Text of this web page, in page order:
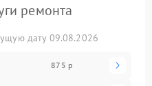
ремонта
дату 09.08.2026
875 р